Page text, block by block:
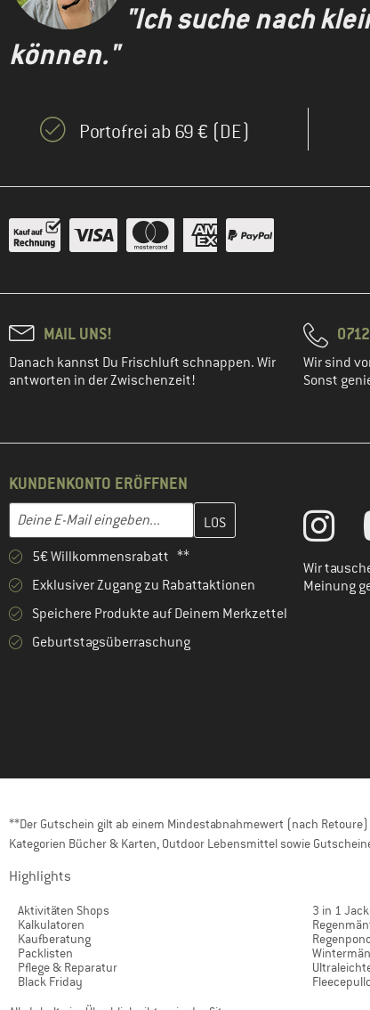
"Ich suche nach
können."
Portofrei ab 69 € (DE)
MAIL UNS!
Danach kannst Du Frischluft schnappen. Wir
antworten in der Zwischenzeit!
Wir sind
Sonst
KUNDENKONTO ERÖFFNEN
E-Mail-Adresse
Gib hier deine E-Mail-Adresse ein und erstelle im nächsten
5€ Willkommensrabatt **
Exklusiver Zugang zu Rabattaktionen
Speichere Produkte auf Deinem Merkzettel
Geburtstagsüberraschung
Wir
Meinung
**Der Gutschein gilt ab einem Mindestabnahmewert (nach
Kategorien Bücher & Karten, Outdoor Lebensmittel sowie
Highlights
Aktivitäten Shops
Kalkulatoren
Kaufberatung
Packlisten
Pflege & Reparatur
Black Friday
3 in 1